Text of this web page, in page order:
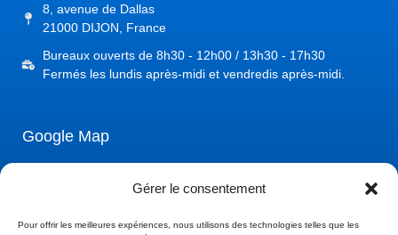
Gérer le consentement
Pour offrir les meilleures expériences, nous utilisons des technologies telles que les
8, avenue de Dallas
21000 DIJON, France
Bureaux ouverts de 8h30 - 12h00 / 13h30 - 17h30
Fermés les lundis après-midi et vendredis après-midi.
Google Map